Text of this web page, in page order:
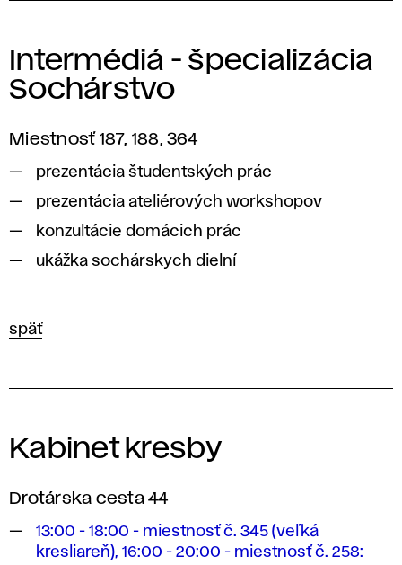
Intermédiá - špecializácia
Sochárstvo
Miestnosť 187, 188, 364
prezentácia študentských prác
prezentácia ateliérových workshopov
konzultácie domácich prác
ukážka sochárskych dielní
späť
Kabinet kresby
Drotárska cesta 44
13:00 - 18:00 - miestnosť č. 345 (veľká
kresliareň), 16:00 - 20:00 - miestnosť č. 258: